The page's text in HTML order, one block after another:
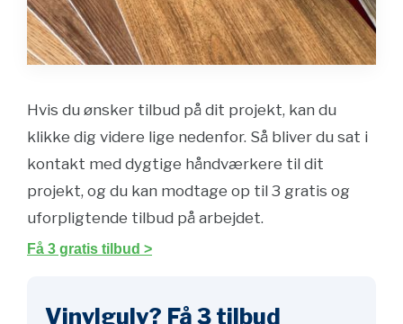
Hvis du ønsker tilbud på dit projekt, kan du
klikke dig videre lige nedenfor. Så bliver du sat i
kontakt med dygtige håndværkere til dit
projekt, og du kan modtage op til 3 gratis og
uforpligtende tilbud på arbejdet.
Få 3 gratis tilbud >
Vinylgulv? Få 3 tilbud